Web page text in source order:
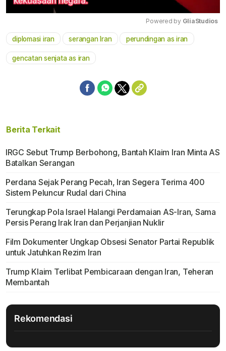
Mute
Powered by GliaStudios
diplomasi iran serangan Iran perundingan as iran
gencatan senjata as iran
Berita Terkait
IRGC Sebut Trump Berbohong, Bantah Klaim Iran Minta AS
Batalkan Serangan
Perdana Sejak Perang Pecah, Iran Segera Terima 400
Sistem Peluncur Rudal dari China
Terungkap Pola Israel Halangi Perdamaian AS-Iran, Sama
Persis Perang Irak Iran dan Perjanjian Nuklir
Film Dokumenter Ungkap Obsesi Senator Partai Republik
untuk Jatuhkan Rezim Iran
Trump Klaim Terlibat Pembicaraan dengan Iran, Teheran
Membantah
Rekomendasi